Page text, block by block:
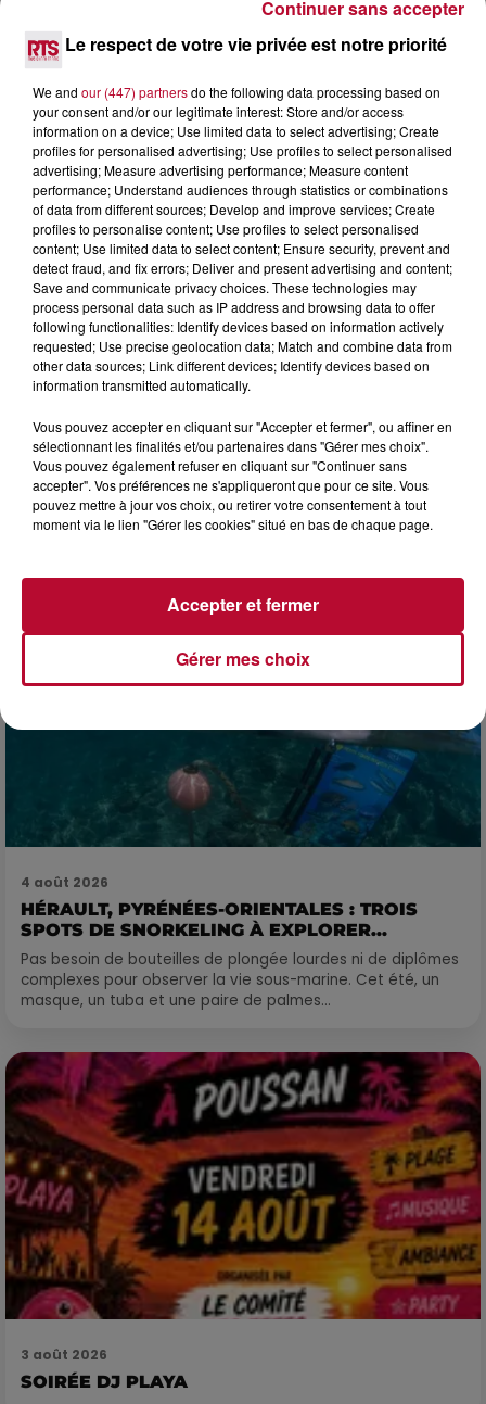
NÎMES : « LE RÊVE DU GLADIATEUR » INVESTIT
LES ARÈNES CES 3...
Après un franc succès l'été dernier, le spectacle « Le Rêve
du gladiateur » revient illuminer l'amphithéâtre romain les 6,
7 et 8 août. Une fresque nocturne...
4 août 2026
FÊTE DE LA POLYNÉSIE À VILLEVEYRAC
4 août 2026
HÉRAULT, PYRÉNÉES-ORIENTALES : TROIS
SPOTS DE SNORKELING À EXPLORER...
Pas besoin de bouteilles de plongée lourdes ni de diplômes
complexes pour observer la vie sous-marine. Cet été, un
masque, un tuba et une paire de palmes...
3 août 2026
SOIRÉE DJ PLAYA
Le respect de votre vie privée est notre priorité
We and our (447) partnersdo the following data processing based on
your consent and/or our legitimate interest: Store and/or access
information on a device; Use limited data to select advertising; Create
profiles for personalised advertising; Use profiles to select personalised
advertising; Measure advertising performance; Measure content
performance; Understand audiences through statistics or combinations
of data from different sources; Develop and improve services; Create
profiles to personalise content; Use profiles to select personalised
content; Use limited data to select content; Ensure security, prevent and
detect fraud, and fix errors; Deliver and present advertising and content;
Save and communicate privacy choices. These technologies may
process personal data such as IP address and browsing data to offer
following functionalities: Identify devices based on information actively
requested; Use precise geolocation data; Match and combine data from
other data sources; Link different devices; Identify devices based on
information transmitted automatically.
Vous pouvez accepter en cliquant sur "Accepter et fermer", ou affiner en
sélectionnant les finalités et/ou partenaires dans "Gérer mes choix".
Vous pouvez également refuser en cliquant sur "Continuer sans
accepter". Vos préférences ne s'appliqueront que pour ce site. Vous
pouvez mettre à jour vos choix, ou retirer votre consentement à tout
moment via le lien "Gérer les cookies" situé en bas de chaque page.
Gérer mes choix
Accepter et fermer
Continuer sans accepter